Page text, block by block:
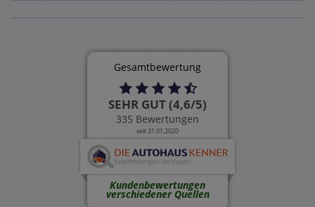
Gesamtbewertung
SEHR GUT (4,6/5)
335 Bewertungen
seit 31.01.2020
Kundenbewertungen
verschiedener Quellen